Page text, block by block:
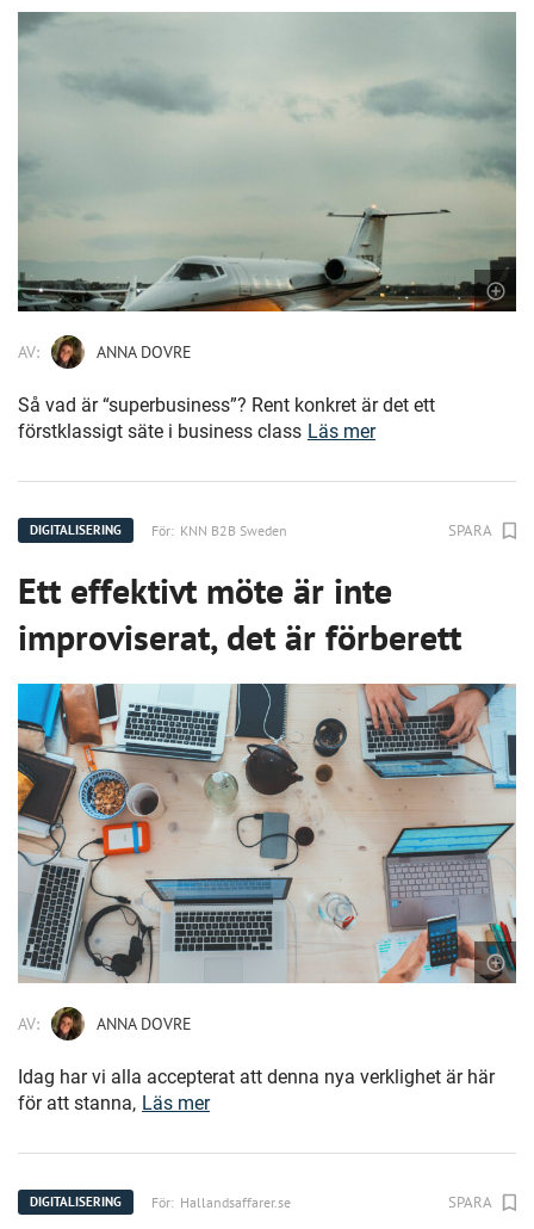
AV: ANNA DOVRE
Så vad är “superbusiness”? Rent konkret är det ett
förstklassigt säte i business class Läs mer
DIGITALISERING För: KNN B2B Sweden SPARA
Ett effektivt möte är inte
improviserat, det är förberett
AV: ANNA DOVRE
Idag har vi alla accepterat att denna nya verklighet är här
för att stanna, Läs mer
DIGITALISERING För: Hallandsaffarer.se SPARA